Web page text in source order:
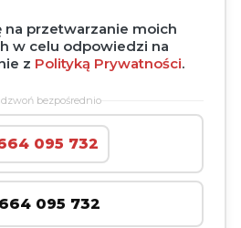
na przetwarzanie moich
w celu odpowiedzi na
z Polityką Prywatności.
bezpośrednio
095 732
664 095 732